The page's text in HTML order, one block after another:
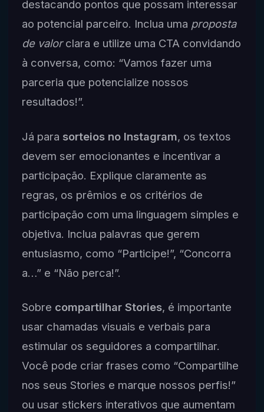
destacando pontos que possam interessar
ao potencial parceiro. Inclua uma proposta
de valorclara e utilize uma CTA convidando
à conversa, como: “Vamos fazer uma
parceria que potencialize nossos
resultados!”.
Já para sorteios no Instagram, os textos
devem ser emocionantes e incentivar a
participação. Explique claramente as
regras, os prêmios e os critérios de
participação com uma linguagem simples e
objetiva. Inclua palavras que gerem
entusiasmo, como “Participe!”, “Concorra
a…” e “Não perca!”.
Sobre compartilhar Stories, é importante
usar chamadas visuais e verbais para
estimular os seguidores a compartilhar.
Você pode criar frases como “Compartilhe
nos seus Stories e marque nossos perfis!”
ou usar stickers interativos que aumentam